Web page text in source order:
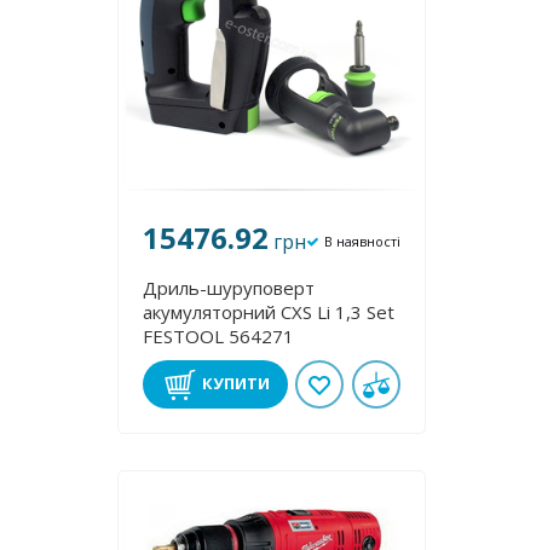
15476.92 грн В наявності
Дриль-шуруповерт
акумуляторний CXS Li 1,3 Set
FESTOOL 564271
КУПИТИ